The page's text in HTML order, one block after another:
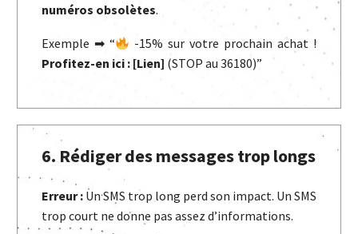
numéros obsolètes.
Exemple ➡ “
-15% sur votre prochain achat !
Profitez-en ici : [Lien] (STOP au 36180)”
6. Rédiger des messages trop longs
Erreur : Un SMS trop long perd son impact. Un SMS
trop court ne donne pas assez d’informations.